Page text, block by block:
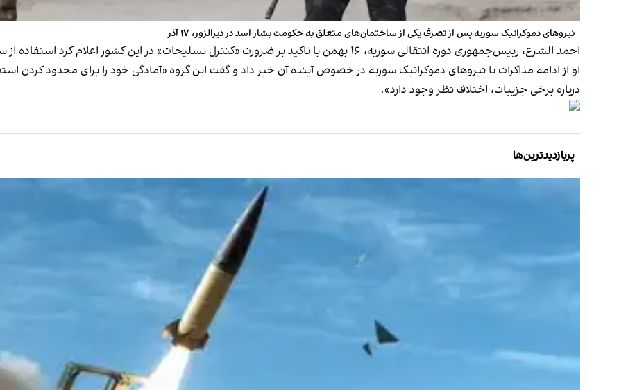
نیروهای دموکراتیک سوریه پس از تصرف یکی از ساختمان‌های متعلق به حکومت بشار اسد در دیرالزور، ۱۷ آذر
احمد الشرع، رییس‌جمهوری دوره انتقالی سوریه، ۱۶ بهمن با تاکید بر ضرورت «کنترل تسلیحات» در این کشور اعلام کرد استفاده از
او از ادامه مذاکرات با نیروهای دموکراتیک سوریه در خصوص آینده آن خبر داد و گفت این گروه «آمادگی خود را برای محدود کردن
درباره برخی جزییات، اختلاف نظر وجود دارد».
پربازدیدترین‌ها